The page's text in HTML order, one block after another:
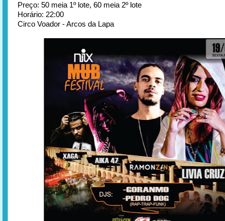
Preço: 50 meia 1º lote, 60 meia 2º lote
Horário: 22:00
Circo Voador - Arcos da Lapa